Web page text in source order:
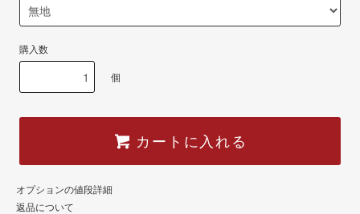
購入数
個
カートに入れる
オプションの値段詳細
返品について